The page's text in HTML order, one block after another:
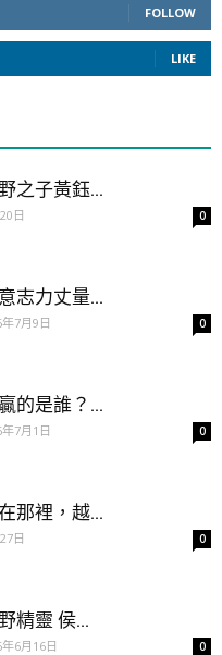
FOLLOW
LIKE
之子黃鈺...
日 0
志力丈量...
7月9日 0
的是誰？...
7月1日 0
那裡，越...
日 0
精靈 侯...
6月16日 0